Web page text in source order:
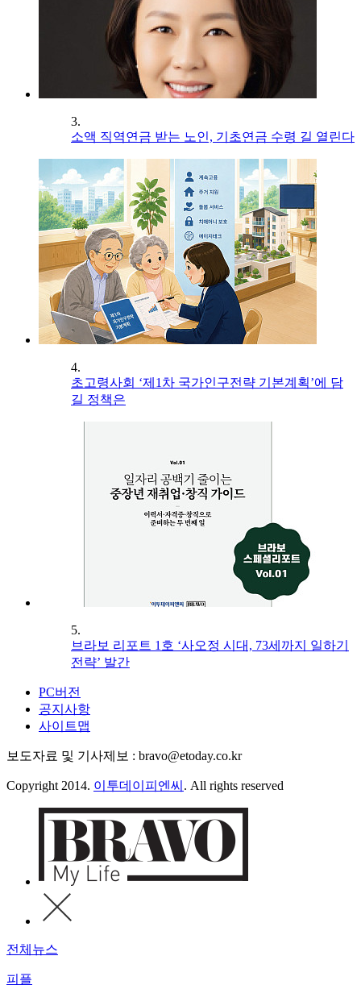
3.
소액 직역연금 받는 노인, 기초연금 수령 길 열린다
4.
초고령사회 ‘제1차 국가인구전략 기본계획’에 담
길 정책은
5.
브라보 리포트 1호 ‘사오정 시대, 73세까지 일하기
전략’ 발간
PC버전
공지사항
사이트맵
보도자료 및 기사제보 : bravo@etoday.co.kr
Copyright 2014. 이투데이피엔씨 . All rights reserved
전체뉴스
피플